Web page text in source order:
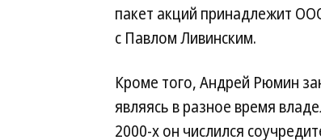
пакет акций принадлежит
с Павлом Ливинским.
Кроме того, Андрей Рюмин
являясь в разное время
2000-х он числился